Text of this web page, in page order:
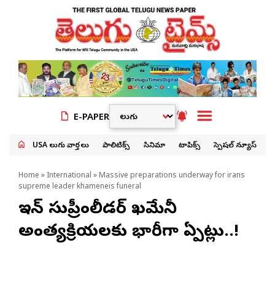
E-PAPER
USA తెలుగు వార్తలు పాలిటిక్స్ సినిమా టాపిక్స్ స్పెషల్ న్యూస్
Home » International » Massive preparations underway for irans
supreme leader khameneis funeral
ఇరాన్ సుప్రీంలీడర్ ఖమేనీ
అంత్యక్రియలకు భారీగా ఏర్పాట్లు..!